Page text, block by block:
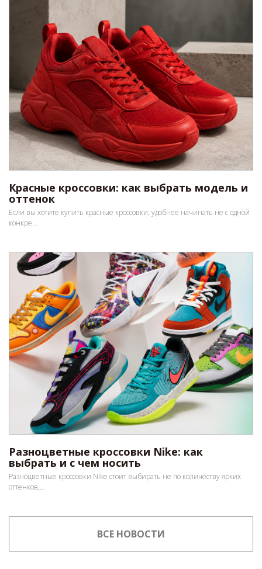
Красные кроссовки: как выбрать модель и
оттенок
Если вы хотите купить красные кроссовки, удобнее начинать не с одной
конкре...
Разноцветные кроссовки Nike: как
выбрать и с чем носить
Разноцветные кроссовки Nike стоит выбирать не по количеству ярких
оттенков,...
ВСЕ НОВОСТИ